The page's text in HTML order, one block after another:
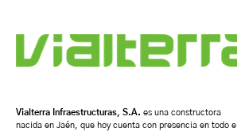
Vialterra Infraestructuras, S.A. es una constructora
nacida en Jaén, que hoy cuenta con presencia en todo el